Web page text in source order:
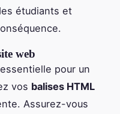
étudiants et
web
pour un
vos balises HTML
Assurez-vous